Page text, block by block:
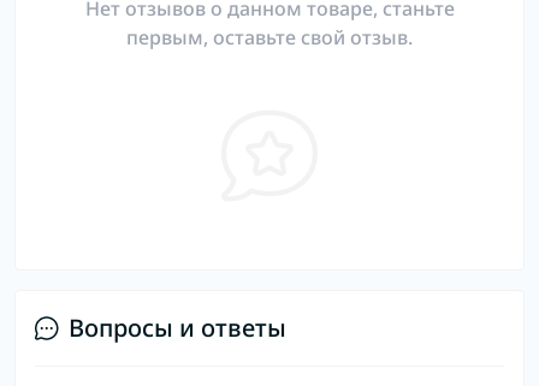
Нет отзывов о данном товаре, станьте
первым, оставьте свой отзыв.
Вопросы и ответы